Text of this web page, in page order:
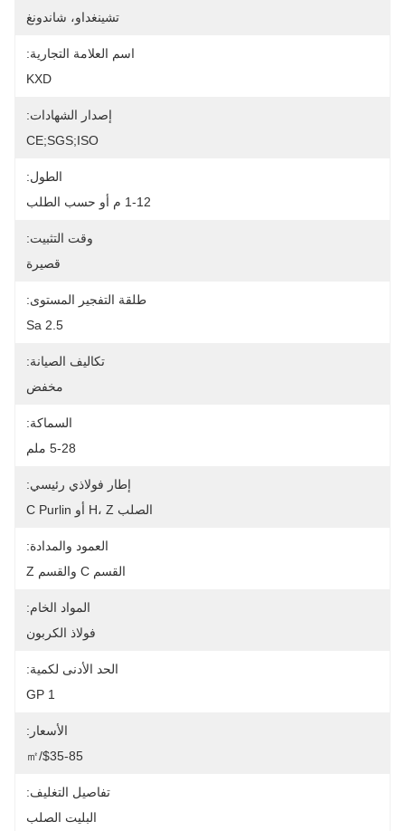
تشينغداو، شاندونغ
اسم العلامة التجارية:
KXD
إصدار الشهادات:
CE;SGS;ISO
الطول:
1-12 م أو حسب الطلب
وقت التثبيت:
قصيرة
طلقة التفجير المستوى:
Sa 2.5
تكاليف الصيانة:
مخفض
السماكة:
5-28 ملم
إطار فولاذي رئيسي:
الصلب H، Z أو C Purlin
العمود والمدادة:
القسم C والقسم Z
المواد الخام:
فولاذ الكربون
الحد الأدنى لكمية:
1 GP
الأسعار:
$35-85/㎡
تفاصيل التغليف:
البليت الصلب